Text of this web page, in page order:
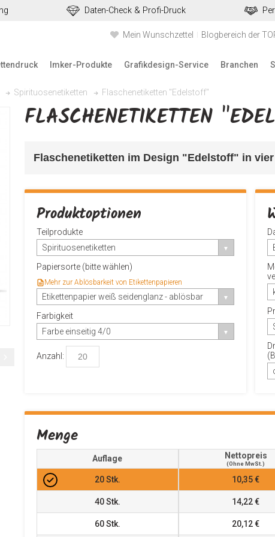
Daten-Check & Profi-Druck
Mein Wunschzettel Blogbereich der
Imker-Produkte Grafikdesign-Service Branchen
Spirituosenetiketten Flaschenetiketten "Edelstoff"
FLASCHENETIKETTEN
Flaschenetiketten im Design "Edelstoff" in
Produktoptionen
Teilprodukte
Spirituosenetiketten
Papiersorte (bitte wählen)
Mehr zur Ablösbarkeit von Etikettenpapieren
Etikettenpapier weiß seidenglanz - ablösbar
Farbigkeit
Farbe einseitig 4/0
Anzahl:
Menge
Auflage Nettopreis
(ohne MwSt.)
20Stk. 10,35 €
40Stk. 14,22 €
60Stk. 20,12 €